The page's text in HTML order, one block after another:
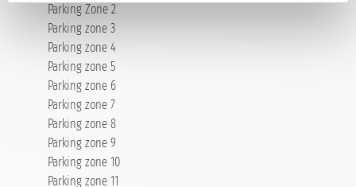
Parking Zone 2
Parking zone 3
Parking zone 4
Parking zone 5
Parking zone 6
Parking zone 7
Parking zone 8
Parking zone 9
Parking zone 10
Parking zone 11